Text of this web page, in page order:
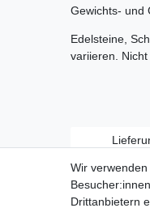
Gewichts- und
Edelsteine,
variieren.
Wir
Drittanbietern